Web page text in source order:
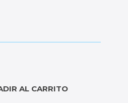
AL CARRITO